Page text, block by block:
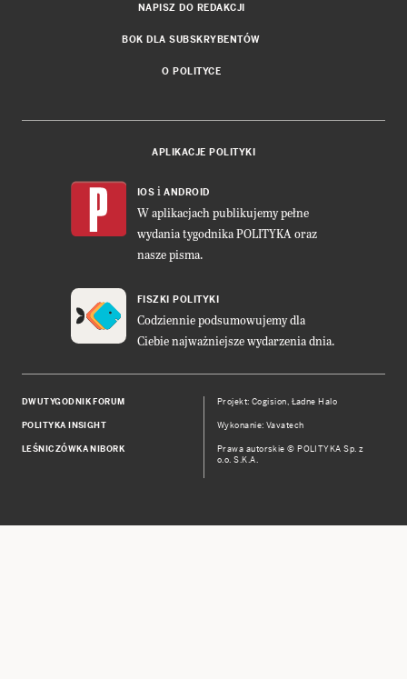
NAPISZ DO REDAKCJI
BOK DLA SUBSKRYBENTÓW
O POLITYCE
APLIKACJE POLITYKI
IOS i ANDROID
W aplikacjach publikujemy pełne
wydania tygodnika POLITYKA oraz
nasze pisma.
FISZKI POLITYKI
Codziennie podsumowujemy dla
Ciebie najważniejsze wydarzenia dnia.
DWUTYGODNIK FORUM
POLITYKA INSIGHT
LEŚNICZÓWKA NIBORK
Projekt:Cogision, Ładne Halo
Wykonanie: Vavatech
Prawa autorskie © POLITYKA Sp. z
o.o. S.K.A.